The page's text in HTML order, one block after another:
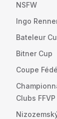
NSFW
Ingo
Bateleur
Bitner Cup
Coupe
Clubs FFVP